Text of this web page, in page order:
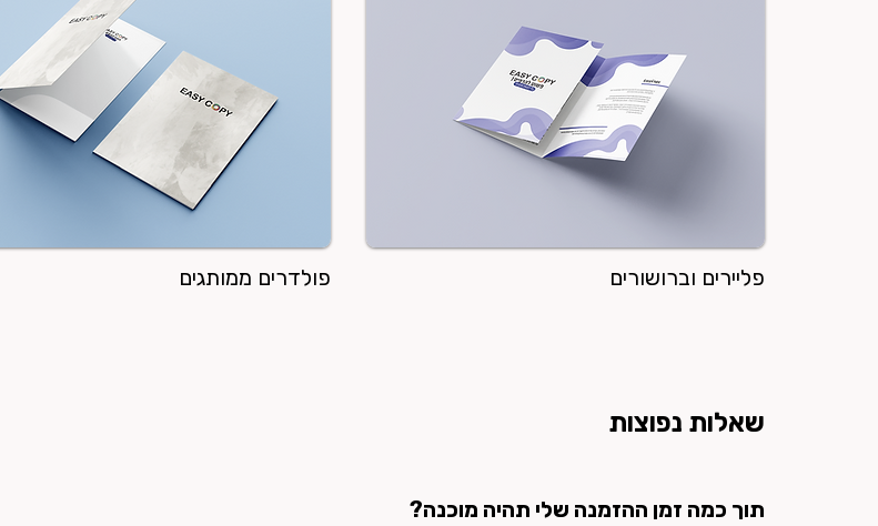
פולדרים ממותגים פליירים וברושורים
שאלות נפוצות
תוך כמה זמן ההזמנה שלי תהיה מוכנה?